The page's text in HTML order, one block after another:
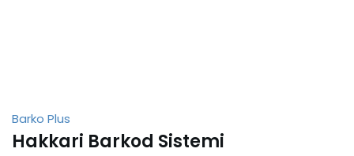
Barko Plus
Hakkari Barkod Sistemi